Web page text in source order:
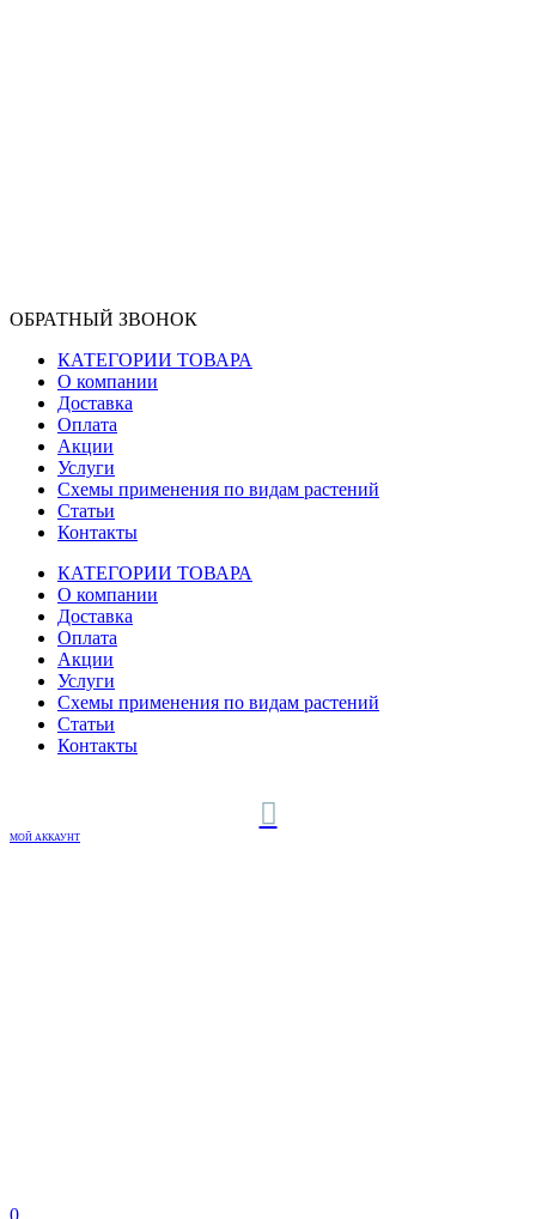
ОБРАТНЫЙ ЗВОНОК
КАТЕГОРИИ ТОВАРА
О компании
Доставка
Оплата
Акции
Услуги
Схемы применения по видам растений
Статьи
Контакты
КАТЕГОРИИ ТОВАРА
О компании
Доставка
Оплата
Акции
Услуги
Схемы применения по видам растений
Статьи
Контакты
МОЙ АККАУНТ
0